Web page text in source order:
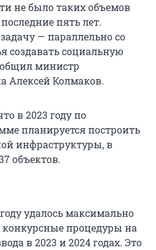
не было таких объемов
пять лет.
— параллельно со
создавать социальную
министр
Алексей Колмаков.
в 2023 году по
планируется построить
инфраструктуры, в
объектов.
удалось максимально
конкурсные процедуры на
в 2023 и 2024 годах. Это